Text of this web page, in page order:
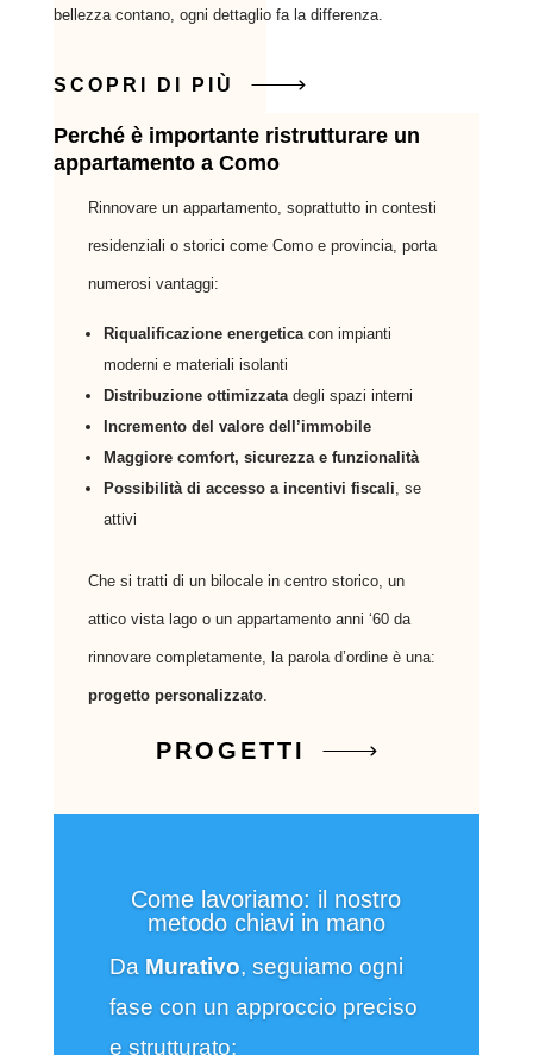
bellezza contano, ogni dettaglio fa la differenza.
SCOPRI DI PIÙ
Perché è importante ristrutturare un
appartamento a Como
Rinnovare un appartamento, soprattutto in contesti
residenziali o storici come Como e provincia, porta
numerosi vantaggi:
Riqualificazione energeticacon impianti
moderni e materiali isolanti
Distribuzione ottimizzatadegli spazi interni
Incremento del valore dell’immobile
Maggiore comfort, sicurezza e funzionalità
Possibilità di accesso a incentivi fiscali, se
attivi
Che si tratti di un bilocale in centro storico, un
attico vista lago o un appartamento anni ‘60 da
rinnovare completamente, la parola d’ordine è una:
progetto personalizzato.
PROGETTI
Come lavoriamo: il nostro
metodo chiavi in mano
Da Murativo, seguiamo ogni
fase con un approccio preciso
e strutturato: